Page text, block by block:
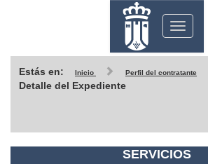
Toggle
navigation
Estás en: Inicio Perfil del contratante
Detalle del Expediente
SERVICIOS